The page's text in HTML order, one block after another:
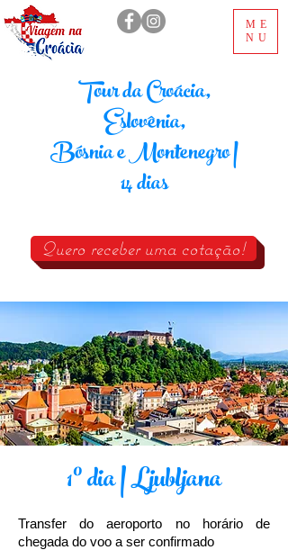
ME
NU
Tour da Croácia,
Eslovênia,
Bósnia e Montenegro |
14 dias
Quero receber uma cotação!
1º dia | Ljubljana
Transfer do aeroporto no horário de
chegada do voo a ser confirmado